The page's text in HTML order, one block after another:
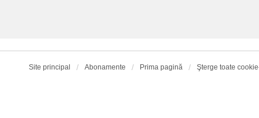
Site principal Abonamente Prima pagină Şterge toate